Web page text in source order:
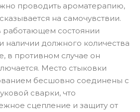
проводить ароматерапию,
на самочувствии.
работающем состоянии
наличии должного количества
в противном случае он
Место стыковки
бесшовно соединены с
сварки, что
сцепление и защиту от